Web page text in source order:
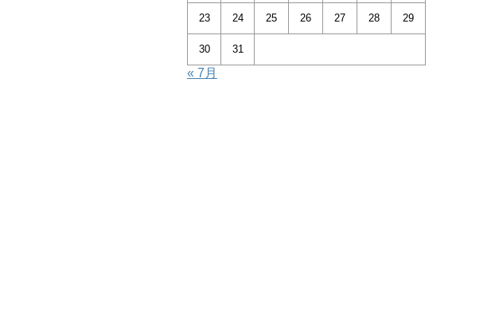
23 24 25 26 27 28 29
30 31
« 7月